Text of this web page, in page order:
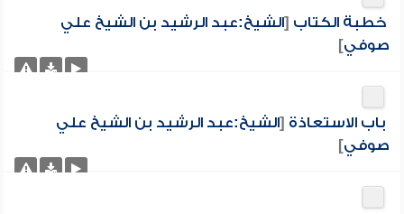
خطبة الكتاب [الشيخ:عبد الرشيد بن الشيخ علي
صوفي]
باب الاستعاذة [الشيخ:عبد الرشيد بن الشيخ علي
صوفي]